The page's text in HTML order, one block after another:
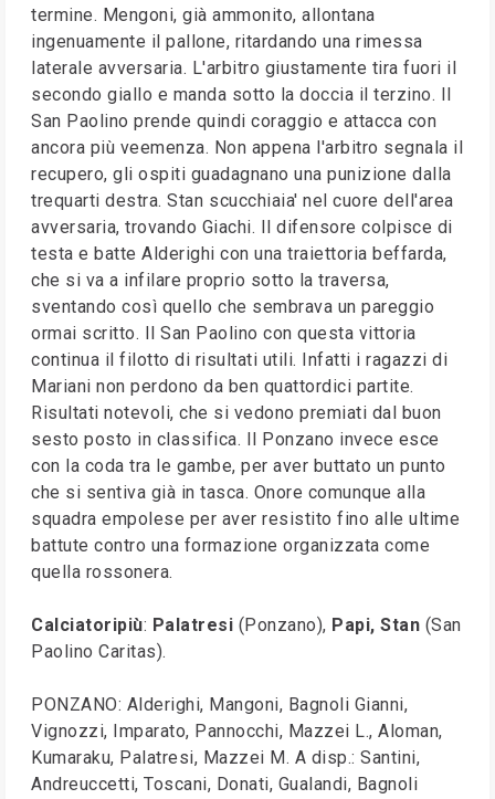
termine. Mengoni, già ammonito, allontana
ingenuamente il pallone, ritardando una rimessa
laterale avversaria. L'arbitro giustamente tira fuori il
secondo giallo e manda sotto la doccia il terzino. Il
San Paolino prende quindi coraggio e attacca con
ancora più veemenza. Non appena l'arbitro segnala il
recupero, gli ospiti guadagnano una punizione dalla
trequarti destra. Stan scucchiaia' nel cuore dell'area
avversaria, trovando Giachi. Il difensore colpisce di
testa e batte Alderighi con una traiettoria beffarda,
che si va a infilare proprio sotto la traversa,
sventando così quello che sembrava un pareggio
ormai scritto. Il San Paolino con questa vittoria
continua il filotto di risultati utili. Infatti i ragazzi di
Mariani non perdono da ben quattordici partite.
Risultati notevoli, che si vedono premiati dal buon
sesto posto in classifica. Il Ponzano invece esce
con la coda tra le gambe, per aver buttato un punto
che si sentiva già in tasca. Onore comunque alla
squadra empolese per aver resistito fino alle ultime
battute contro una formazione organizzata come
quella rossonera.
Calciatoripiù: Palatresi (Ponzano), Papi, Stan (San
Paolino Caritas).
PONZANO: Alderighi, Mangoni, Bagnoli Gianni,
Vignozzi, Imparato, Pannocchi, Mazzei L., Aloman,
Kumaraku, Palatresi, Mazzei M. A disp.: Santini,
Andreuccetti, Toscani, Donati, Gualandi, Bagnoli